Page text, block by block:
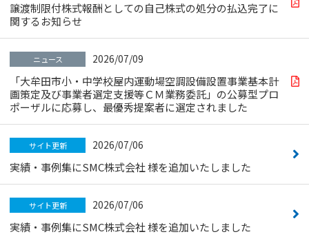
譲渡制限付株式報酬としての自己株式の処分の払込完了に
関するお知らせ
ニュース 2026/07/09
「大牟田市小・中学校屋内運動場空調設備設置事業基本計
画策定及び事業者選定支援等ＣＭ業務委託」の公募型プロ
ポーザルに応募し、最優秀提案者に選定されました
サイト更新 2026/07/06
実績・事例集にSMC株式会社 様を追加いたしました
サイト更新 2026/07/06
実績・事例集にSMC株式会社 様を追加いたしました